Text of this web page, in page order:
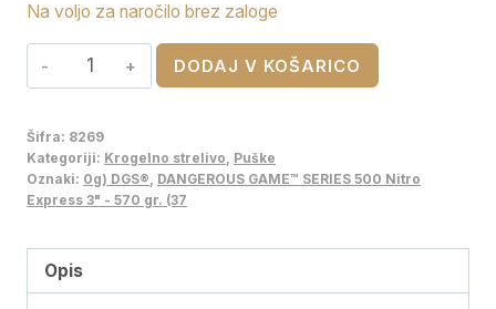
Na voljo za naročilo brez zaloge
HORNADY
DANGEROUS
SERIES
500
Nitro
3"
-
DODAJ V KOŠARICO
Šifra: 8269
Kategoriji: Krogelno strelivo Puške
Oznaki: 0g) DGS® DANGEROUS GAME™ SERIES 500 Nitro
Express 3" - 570 gr. (37
Opis